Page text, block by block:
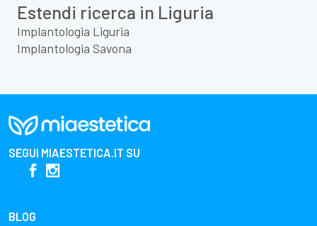
Estendi ricerca in Liguria
Implantologia Liguria
Implantologia Savona
SEGUI MIAESTETICA.IT SU
BLOG